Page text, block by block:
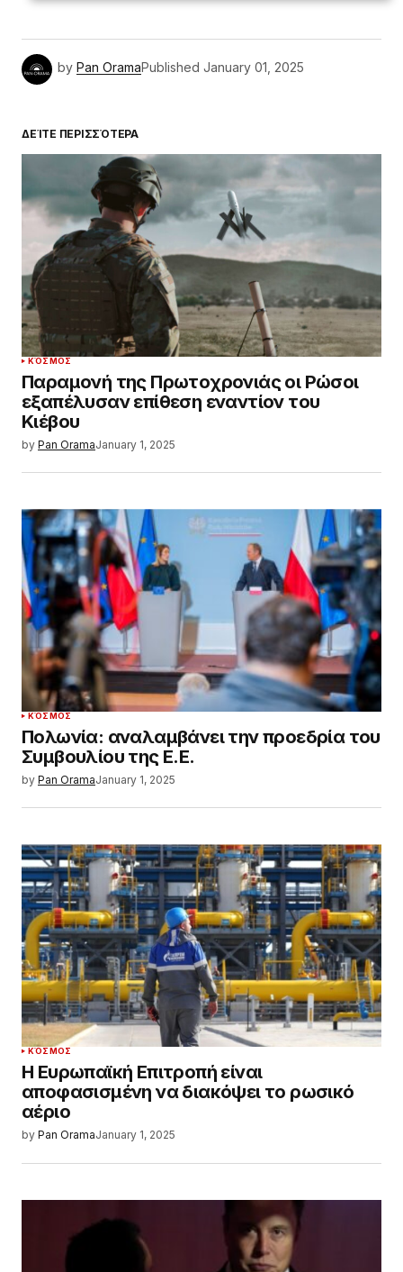
by Pan OramaPublished January 01, 2025
ΔΕΊΤΕ ΠΕΡΙΣΣΌΤΕΡΑ
ΚΌΣΜΟΣ
Παραμονή της Πρωτοχρονιάς οι Ρώσοι
εξαπέλυσαν επίθεση εναντίον του
Κιέβου
by Pan OramaJanuary 1, 2025
ΚΌΣΜΟΣ
Πολωνία: αναλαμβάνει την προεδρία του
Συμβουλίου της Ε.Ε.
by Pan OramaJanuary 1, 2025
ΚΌΣΜΟΣ
Η Ευρωπαϊκή Επιτροπή είναι
αποφασισμένη να διακόψει το ρωσικό
αέριο
by Pan OramaJanuary 1, 2025